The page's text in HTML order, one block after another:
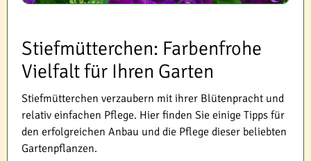
Stiefmütterchen: Farbenfrohe
Vielfalt für Ihren Garten
Stiefmütterchen verzaubern mit ihrer Blütenpracht und
relativ einfachen Pflege. Hier finden Sie einige Tipps für
den erfolgreichen Anbau und die Pflege dieser beliebten
Gartenpflanzen.